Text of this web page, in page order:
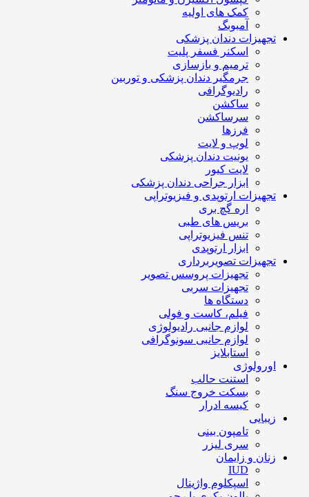
کمک های اولیه
آمبوبگ
تجهیزات دندان پزشکی
اسکنر فسفر پلیت
ترمیم و بازسازی
جرمگیر دندان پزشکی و توربین
رادیوگرافی
ساکشن
سرساکشن
فرزها
لوپ و لایت
یونیت دندان پزشکی
لایت کیور
ابزار جراحی دندان پزشکی
تجهیزات ارتوپدی و فیزیوتراپی
اره گچ بری
بریس های طبی
تنس فیزیوتراپی
ابزار ارتوپدی
تجهیزات تصویربرداری
تجهیزات پروسس تصویر
تجهیزات سربی
دستگاه ها
فیلم، کاست و فولی
لوازم جانبی رادیولوژی
لوازم جانبی سونوگرافی
استابلایز
اورولوژی
استنت حالب
بسکت خروج سنگ
کیسه ادرار
زیبایی
تامپون بینی
سری لیزر
زنان و زایمان
IUD
اسپکلوم واژینال